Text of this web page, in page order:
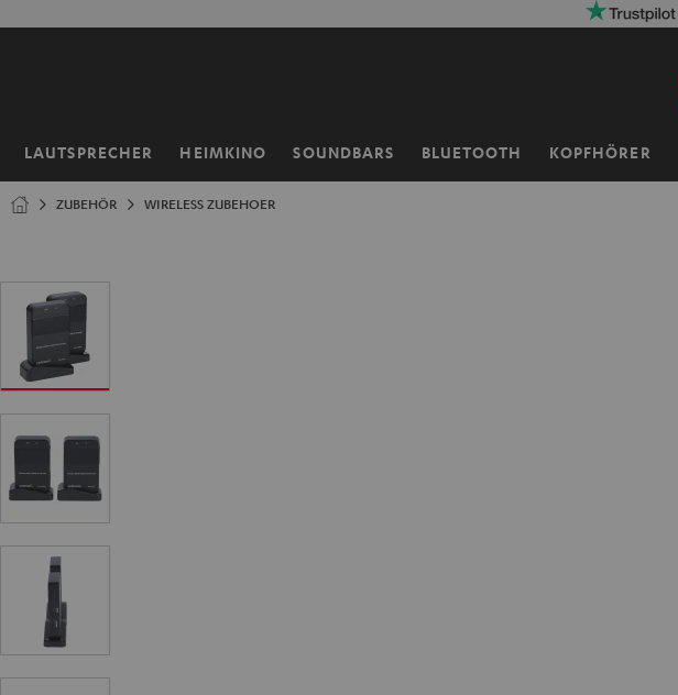
LAUTSPRECHER HEIMKINO SOUNDBARS BLUETOOTH KOPFHÖRER
Startseite
ZUBEHÖR WIRELESS ZUBEHOER